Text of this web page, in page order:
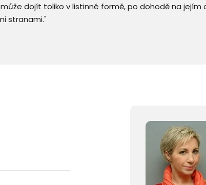
dojít toliko v listinné formě, po dohodě na
stranami."